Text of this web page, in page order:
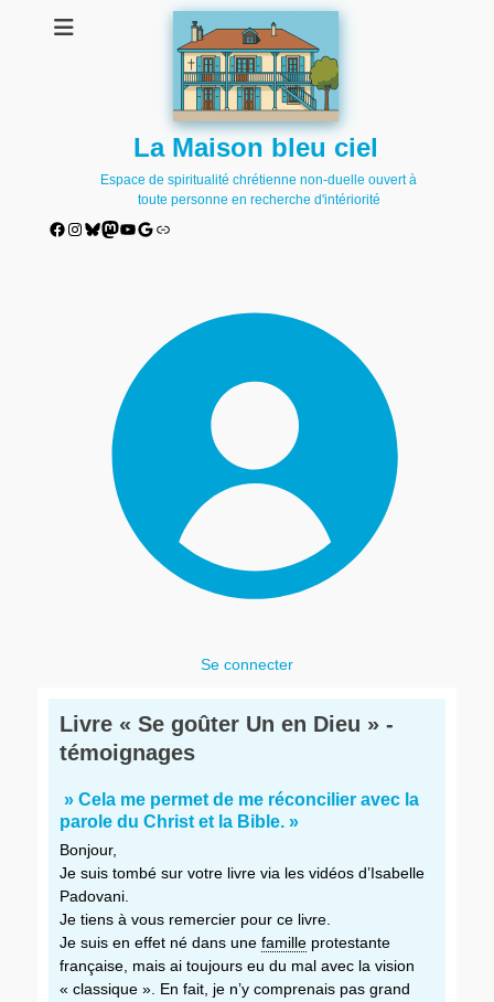
La Maison bleu ciel
Espace de spiritualité chrétienne non-duelle ouvert à
toute personne en recherche d'intériorité
Facebook
Instagram
Bluesky
Mastodon
YouTube
Google
Lien
Se connecter
Livre « Se goûter Un en Dieu » -
témoignages
» Cela me permet de me réconcilier avec la
parole du Christ et la Bible. »
Bonjour,
Je suis tombé sur votre livre via les vidéos d’Isabelle
Padovani.
Je tiens à vous remercier pour ce livre.
Je suis en effet né dans une famille protestante
française, mais ai toujours eu du mal avec la vision
« classique ». En fait, je n’y comprenais pas grand